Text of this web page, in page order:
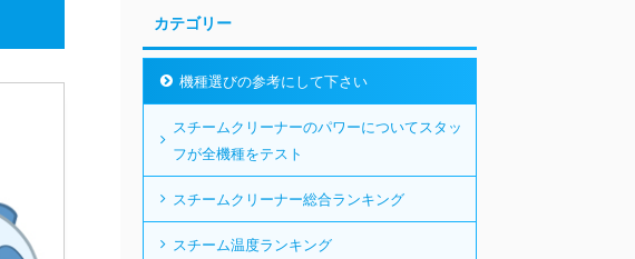
カテゴリー
機種選びの参考にして下さい
スチームクリーナーのパワーについてスタッ
フが全機種をテスト
スチームクリーナー総合ランキング
スチーム温度ランキング